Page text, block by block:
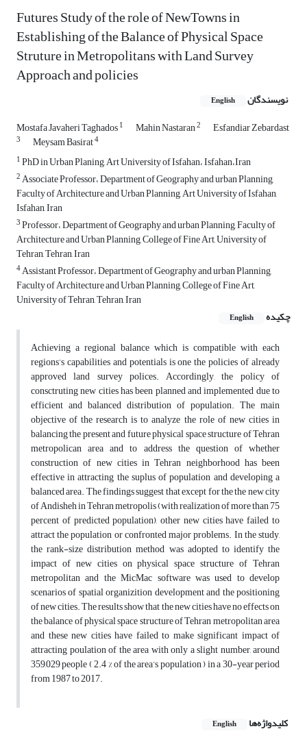
Futures Study of the role of NewTowns in
Establishing of the Balance of Physical Space
Struture in Metropolitans with Land Survey
Approach and policies
نویسندگان English
Mostafa Javaheri Taghados1 Mahin Nastaran2 Esfandiar Zebardast
3 Meysam Basirat4
1PhD in Urban Planing, Art University of Isfahan، Isfahan،Iran
2Associate Professor، Department of Geography and urban Planning,
Faculty of Architecture and Urban Planning, Art University of Isfahan,
Isfahan, Iran
3Professor، Department of Geography and urban Planning, Faculty of
Architecture and Urban Planning, College of Fine Art, University of
Tehran, Tehran, Iran
4Assistant Professor، Department of Geography and urban Planning,
Faculty of Architecture and Urban Planning, College of Fine Art,
University of Tehran, Tehran, Iran
چکیده
English
Achieving a regional balance which is compatible with each
regions’s capabilities and potentials is one the policies of already
approved land survey polices. Accordingly, the policy of
consctruting new cities has been planned and implemented due to
efficient and balanced distribution of population. The main
objective of the research is to analyze the role of new cities in
balancing the present and future physical space structure of Tehran
metropolican area and to address the question of whether
construction of new cities in Tehran neighborhood has been
effective in attracting the suplus of population and developing a
balanced area. The findings suggest that except for the the new city
of Andisheh in Tehran metropolis (with realization of more than 75
percent of predicted population), other new cities have failed to
attract the population or confronted major problems. In the study,
the rank-size distribution method was adopted to identify the
impact of new cities on physical space structure of Tehran
metropolitan and the MicMac software was used to develop
scenarios of spatial organizition development and the positioning
of new cities. The results show that the new cities have no effects on
the balance of physical space structure of Tehran metropolitan area
and these new cities have failed to make significant impact of
attracting poulation of the area with only a slight number, around
359,029 people ( 2.4 % of the area’s population ) in a 30-year period
from 1987 to 2017.
کلیدواژه‌ها English